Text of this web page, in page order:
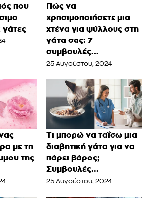
που
γάτες
Πώς να
χρησιμοποιήσετε μια
χτένα για ψύλλους στη
γάτα σας: 7
συμβουλές...
25 Αυγούστου, 2024
με τη
της
Τι μπορώ να ταΐσω μια
διαβητική γάτα για να
πάρει βάρος;
Συμβουλές...
25 Αυγούστου, 2024